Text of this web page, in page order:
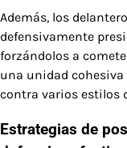
Además, los
defensivamente
forzándolos a
una unidad cohesiva
contra varios estilos
Estrategias de